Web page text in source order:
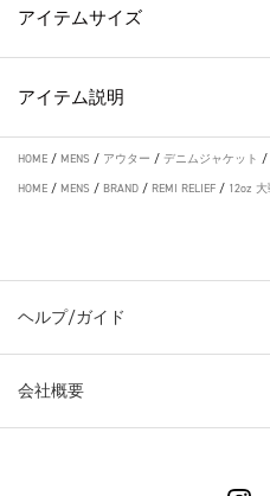
アイテムサイズ
アイテム説明
HOME / MENS / アウター / デニムジャケット /
HOME / MENS / BRAND / REMI RELIEF / 12oz
ヘルプ/ガイド
会社概要